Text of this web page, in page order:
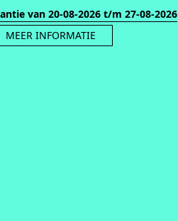
van 20-08-2026 t/m 27-08-2026
MEER INFORMATIE